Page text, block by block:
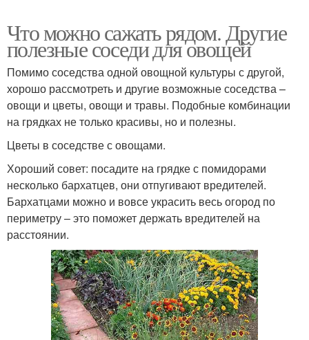
Что можно сажать рядом. Другие
полезные соседи для овощей
Помимо соседства одной овощной культуры с другой,
хорошо рассмотреть и другие возможные соседства –
овощи и цветы, овощи и травы. Подобные комбинации
на грядках не только красивы, но и полезны.
Цветы в соседстве с овощами.
Хороший совет: посадите на грядке с помидорами
несколько бархатцев, они отпугивают вредителей.
Бархатцами можно и вовсе украсить весь огород по
периметру – это поможет держать вредителей на
расстоянии.